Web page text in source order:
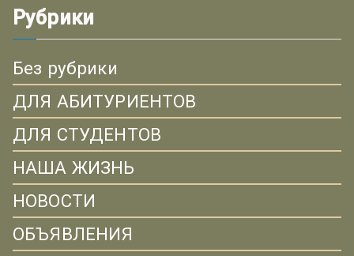
Рубрики
Без рубрики
ДЛЯ АБИТУРИЕНТОВ
ДЛЯ СТУДЕНТОВ
НАША ЖИЗНЬ
НОВОСТИ
ОБЪЯВЛЕНИЯ